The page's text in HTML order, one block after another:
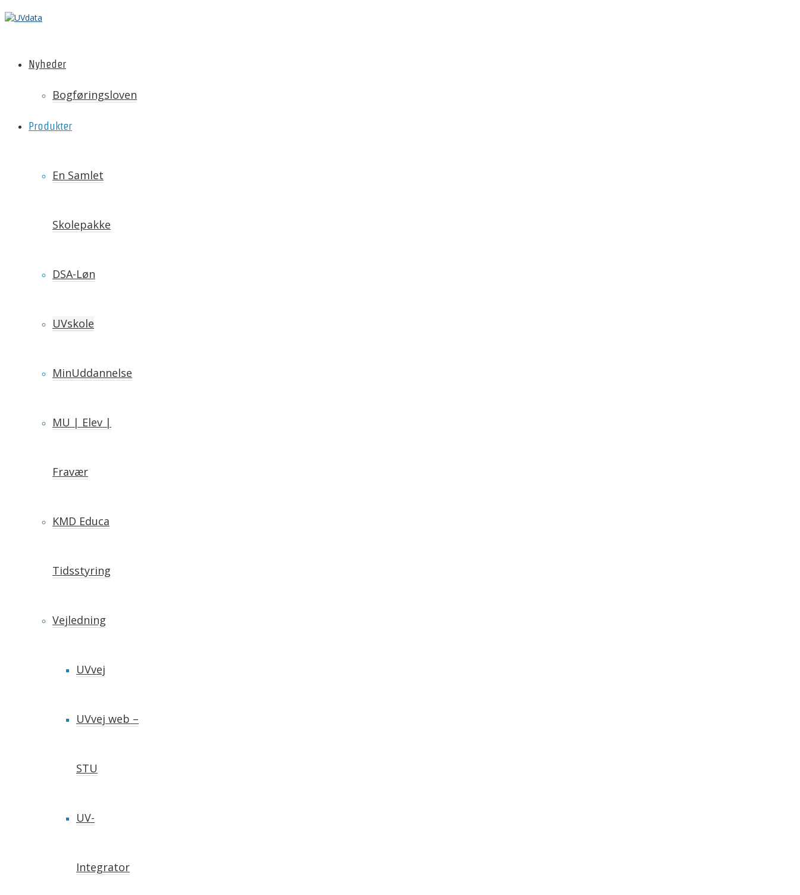
Nyheder
Bogføringsloven
Produkter
En Samlet
Skolepakke
DSA-Løn
UVskole
MinUddannelse
MU | Elev |
Fravær
KMD Educa
Tidsstyring
Vejledning
UVvej
UVvej web –
STU
UV-
Integrator